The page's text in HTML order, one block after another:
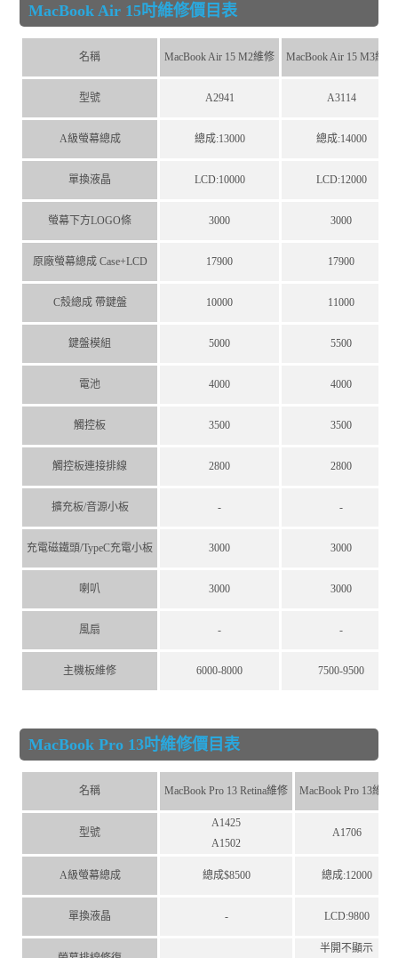
MacBook Air 15吋維修價目表
名稱 MacBook Air 15 M2維修 MacBook Air 15 M3維修
型號 A2941 A3114
A級螢幕總成 總成:13000 總成:14000
單換液晶 LCD:10000 LCD:12000
螢幕下方LOGO條 3000 3000
原廠螢幕總成 Case+LCD 17900 17900
C殼總成 帶鍵盤 10000 11000
鍵盤模組 5000 5500
電池 4000 4000
觸控板 3500 3500
觸控板連接排線 2800 2800
擴充板/音源小板 - -
充電磁鐵頭/TypeC充電小板 3000 3000
喇叭 3000 3000
風扇 - -
主機板維修 6000-8000 7500-9500
MacBook Pro 13吋維修價目表
名稱 MacBook Pro 13 Retina維修 MacBook Pro 13維修
型號
A1425
A1502
A1706
A級螢幕總成 總成$8500 總成:12000
單換液晶 - LCD:9800
半開不顯示